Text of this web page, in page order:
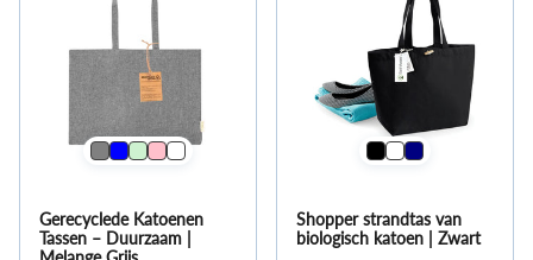
Gerecyclede Katoenen
Tassen – Duurzaam |
Shopper strandtas van
biologisch katoen | Zwart